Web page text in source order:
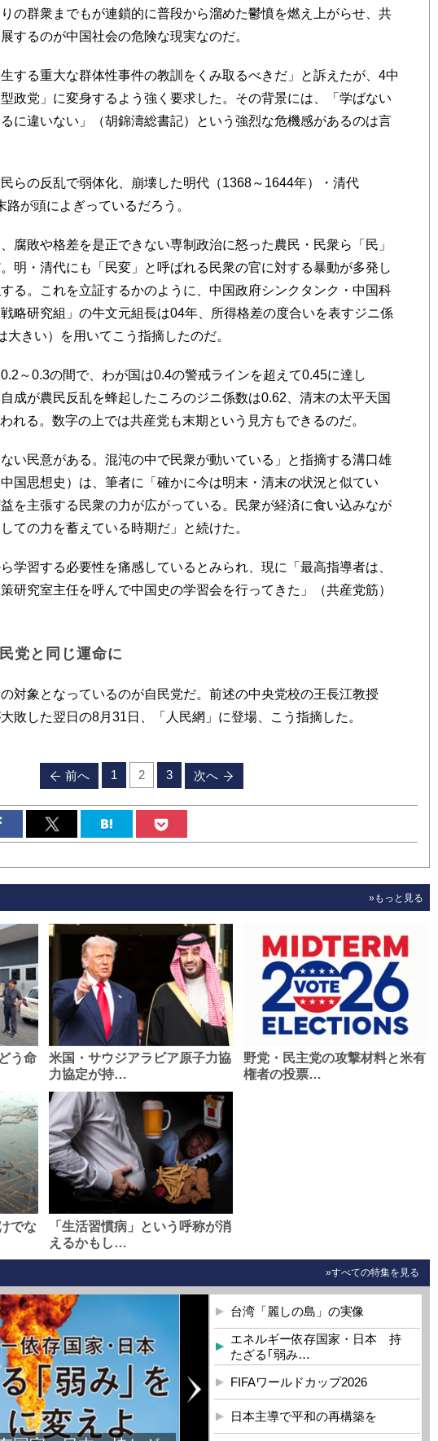
の群衆までもが連鎖的に普段から溜めた鬱憤を燃え上がらせ、共
するのが中国社会の危険な現実なのだ。
する重大な群体性事件の教訓をくみ取るべきだ」と訴えたが、4中
政党」に変身するよう強く要求した。その背景には、「学ばない
に違いない」（胡錦濤総書記）という強烈な危機感があるのは言
らの反乱で弱体化、崩壊した明代（1368～1644年）・清代
路が頭によぎっているだろう。
腐敗や格差を是正できない専制政治に怒った農民・民衆ら「民」
明・清代にも「民変」と呼ばれる民衆の官に対する暴動が多発し
る。これを立証するかのように、中国政府シンクタンク・中国科
略研究組」の牛文元組長は04年、所得格差の度合いを表すジニ係
大きい）を用いてこう指摘したのだ。
～0.3の間で、わが国は0.4の警戒ラインを超えて0.45に達し
成が農民反乱を蜂起したころのジニ係数は0.62、清末の太平天国
れる。数字の上では共産党も末期という見方もできるのだ。
い民意がある。混沌の中で民衆が動いている」と指摘する溝口雄
国思想史）は、筆者に「確かに今は明末・清末の状況と似てい
を主張する民衆の力が広がっている。民衆が経済に食い込みなが
ての力を蓄えている時期だ」と続けた。
学習する必要性を痛感しているとみられ、現に「最高指導者は、
研究室主任を呼んで中国史の学習会を行ってきた」（共産党筋）
党と同じ運命に
対象となっているのが自民党だ。前述の中央党校の王長江教授
敗した翌日の8月31日、「人民網」に登場、こう指摘した。
前へ 1 2 3 次へ
»もっと見る
う命
米国・サウジアラビア原子力協
力協定が持…
野党・民主党の攻撃材料と米有
権者の投票…
でな
「生活習慣病」という呼称が消
えるかもし…
»すべての特集を見る
台湾「麗しの島」の実像
エネルギー依存国家・日本 持
たざる｢弱み…
FIFAワールドカップ2026
日本主導で平和の再構築を